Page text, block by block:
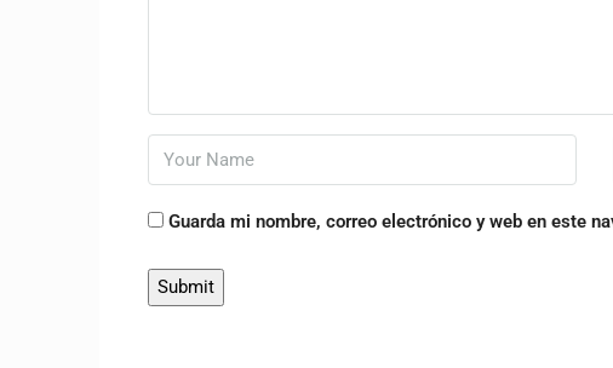
Guarda mi nombre, correo electrónico y web en este